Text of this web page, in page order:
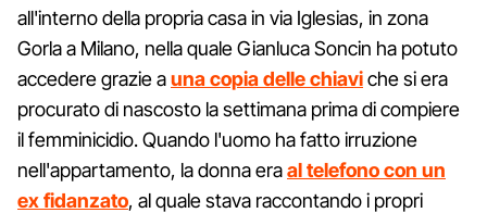
all'interno della propria casa in via Iglesias, in zona
Gorla a Milano, nella quale Gianluca Soncin ha potuto
accedere grazie auna copia delle chiaviche si era
procurato di nascosto la settimana prima di compiere
il femminicidio. Quando l'uomo ha fatto irruzione
nell'appartamento, la donna eraal telefono con un
ex fidanzato, al quale stava raccontando i propri